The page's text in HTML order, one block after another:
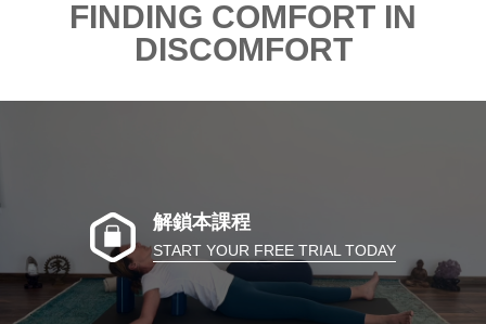
FINDING COMFORT IN
DISCOMFORT
解鎖本課程
START YOUR FREE TRIAL TODAY